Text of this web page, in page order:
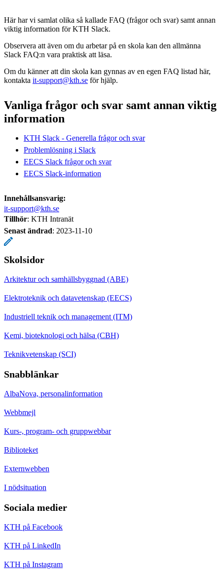
Här har vi samlat olika så kallade FAQ (frågor och svar) samt annan
viktig information för KTH Slack.
Observera att även om du arbetar på en skola kan den allmänna
Slack FAQ:n vara praktisk att läsa.
Om du känner att din skola kan gynnas av en egen FAQ listad här,
kontakta it-support@kth.se för hjälp.
Vanliga frågor och svar samt annan viktig
information
KTH Slack - Generella frågor och svar
Problemlösning i Slack
EECS Slack frågor och svar
EECS Slack-information
Innehållsansvarig:
it-support@kth.se
Tillhör: KTH Intranät
Senast ändrad: 2023-11-10
Skolsidor
Arkitektur och samhällsbyggnad (ABE)
Elektroteknik och datavetenskap (EECS)
Industriell teknik och management (ITM)
Kemi, bioteknologi och hälsa (CBH)
Teknikvetenskap (SCI)
Snabblänkar
AlbaNova, personalinformation
Webbmejl
Kurs-, program- och gruppwebbar
Biblioteket
Externwebben
I nödsituation
Sociala medier
KTH på Facebook
KTH på LinkedIn
KTH på Instagram